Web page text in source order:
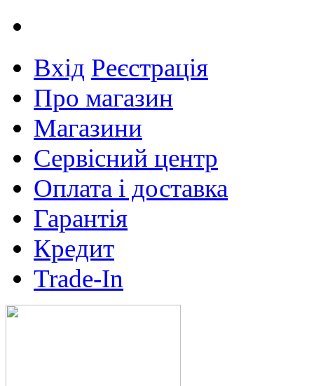
Вхід Реєстрація
Про магазин
Магазини
Сервісний центр
Оплата і доставка
Гарантія
Кредит
Trade-In